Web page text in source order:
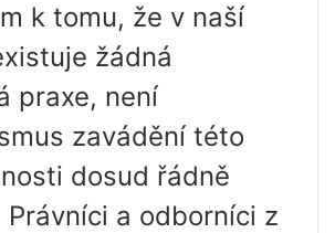
k tomu, že v naší
žádná
praxe, není
zavádění této
dosud řádně
Právníci a odborníci z